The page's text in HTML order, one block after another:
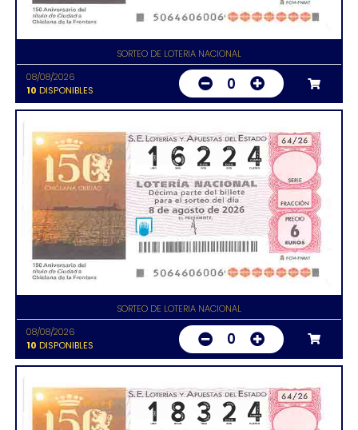
SORTEO DE LOTERIA NACIONAL
08/08/2026
10 DISPONIBLES 0
SORTEO DE LOTERIA NACIONAL
08/08/2026
10 DISPONIBLES 0